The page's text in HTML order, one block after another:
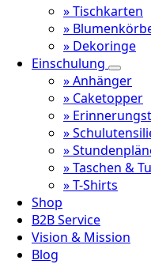
» Tischkarten
»
» Dekoringe
Einschulung
» Anhänger
» Caketopper
»
»
»
» Taschen &
» T-Shirts
Shop
B2B Service
Vision & Mission
Blog